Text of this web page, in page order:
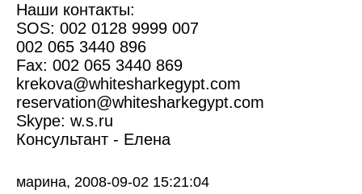
Наши контакты:
SOS: 002 0128 9999 007
002 065 3440 896
Fax: 002 065 3440 869
krekova@whitesharkegypt.com
reservation@whitesharkegypt.com
Skype: w.s.ru
Консультант - Елена
марина, 2008-09-02 15:21:04